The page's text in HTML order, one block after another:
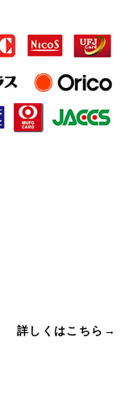
詳しくはこちら→